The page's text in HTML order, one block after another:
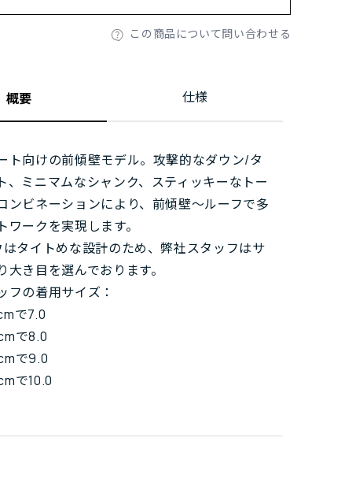
この商品について問い合わせる
概要 仕様
ト向けの前傾壁モデル。攻撃的なダウン/タ
、ミニマムなシャンク、スティッキーなトー
ンビネーションにより、前傾壁～ルーフで多
ワークを実現します。
タイトめな設計のため、弊社スタッフはサ
大き目を選んでおります。
フの着用サイズ：
で7.0
で8.0
で9.0
で10.0